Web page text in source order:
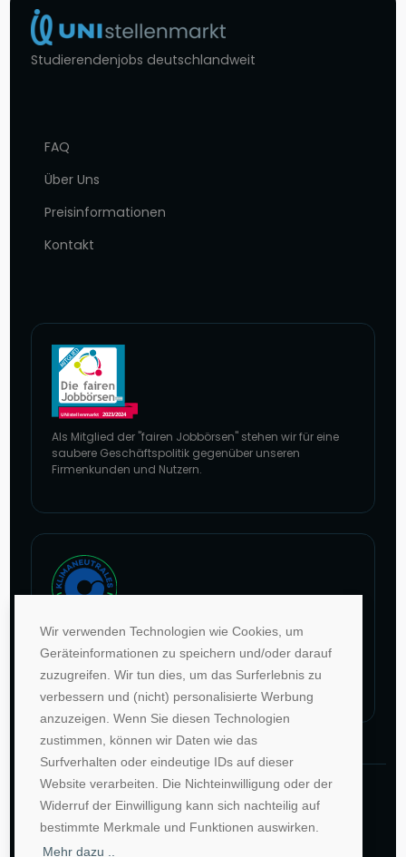
Wir verwenden Technologien wie Cookies, um
Geräteinformationen zu speichern und/oder darauf
zuzugreifen. Wir tun dies, um das Surferlebnis zu
verbessern und (nicht) personalisierte Werbung
anzuzeigen. Wenn Sie diesen Technologien
zustimmen, können wir Daten wie das
Surfverhalten oder eindeutige IDs auf dieser
Website verarbeiten. Die Nichteinwilligung oder der
Widerruf der Einwilligung kann sich nachteilig auf
bestimmte Merkmale und Funktionen auswirken.
Mehr dazu ..
Studierendenjobs deutschlandweit
FAQ
Über Uns
Preisinformationen
Kontakt
Als Mitglied der "fairen Jobbörsen" stehen wir für eine
saubere Geschäftspolitik gegenüber unseren
Firmenkunden und Nutzern.
Im Rahmen unseres Engagements in der Allianz für
Klima und Entwicklung gleichen wir unsere CO2-
Emissionen durch weltweite Projekte aus.
Zur Website von Climate Extender: Klimaneutrales Unternehmen
©1996-2026 Deutsche Hochschulwerbung und -
vertriebs GmbH. Alle Rechte vorbehalten.
AGB